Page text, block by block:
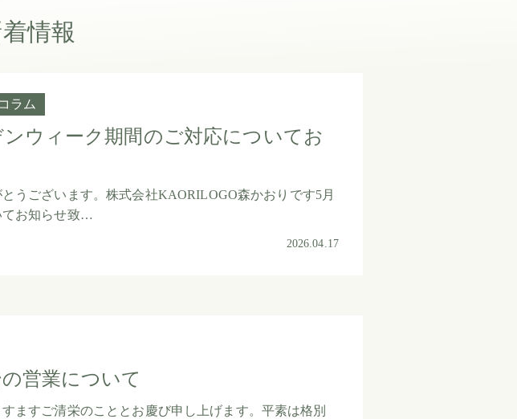
情報
コラム
ンウィーク期間のご対応についてお
うございます。株式会社KAORILOGO森かおりです5月
てお知らせ致…
2026.04.17
営業について
ますご清栄のこととお慶び申し上げます。平素は格別